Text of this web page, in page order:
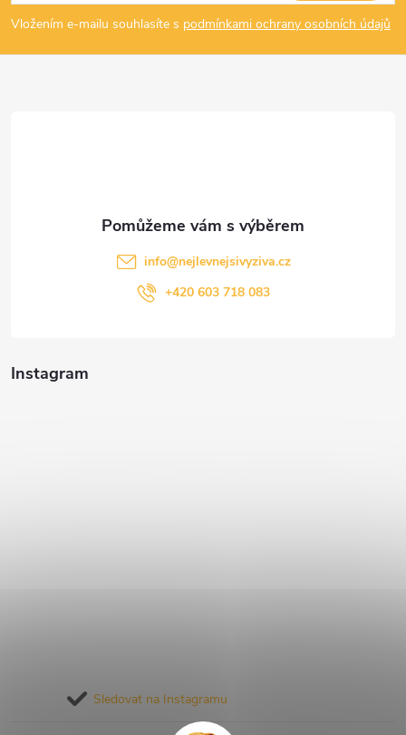
p
a
Vložením e-mailu souhlasíte s podmínkami ochrany osobních údajů
Instagram
Sledovat na Instagramu
info@nejlevnejsivyziva.cz
+420 603 718 083